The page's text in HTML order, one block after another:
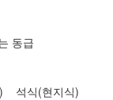
동급
) 석식(현지식)